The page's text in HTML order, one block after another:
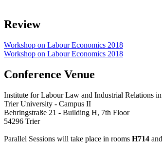
Review
Workshop on Labour Economics 2018
Workshop on Labour Economics 2018
Conference Venue
Institute for Labour Law and Industrial Relations
Trier University - Campus II
Behringstraße 21 - Building H, 7th Floor
54296 Trier
Parallel Sessions will take place in rooms H714 and